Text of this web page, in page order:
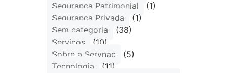
Segurança Patrimonial
(1)
Segurança Privada
(1)
Sem categoria
(38)
Serviços
(10)
Sobre a Servnac
(5)
Tecnologia
(11)